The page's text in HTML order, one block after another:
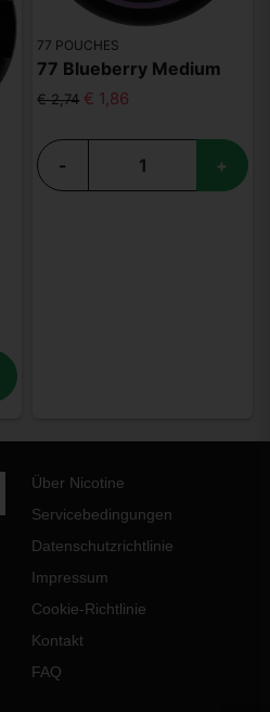
77 POUCHES
77 Blueberry Medium
€ 2,74 € 1,86
- +
Über Nicotine
Servicebedingungen
Datenschutzrichtlinie
Impressum
Cookie-Richtlinie
Kontakt
FAQ